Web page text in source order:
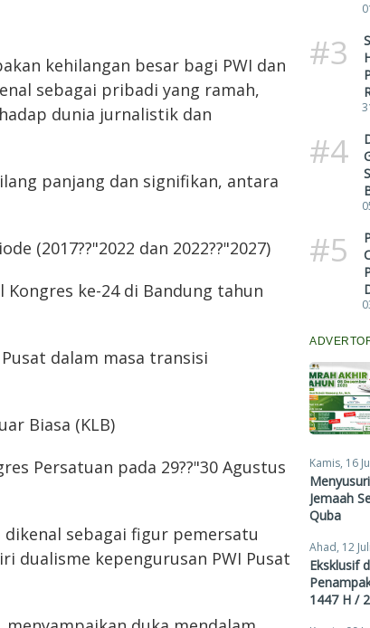
kehilangan besar bagi PWI dan
sebagai pribadi yang ramah,
dunia jurnalistik dan
panjang dan signifikan, antara
(2017??"2022 dan 2022??"2027)
Kongres ke-24 di Bandung tahun
dalam masa transisi
Biasa (KLB)
Persatuan pada 29??"30 Agustus
sebagai figur pemersatu
dualisme kepengurusan PWI Pusat
#3
#4
#5
Kamis, 16
Jemaah
Quba
Ahad, 12
Eksklusif
1447 H /